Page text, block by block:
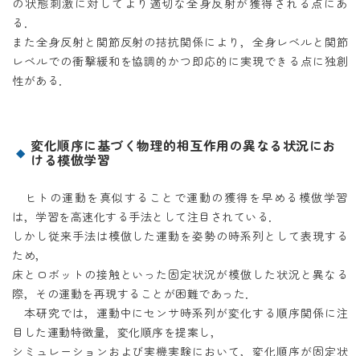
の状態刺激に対してより適切な全身反射が獲得される点にあ
る．
また全身反射と関節反射の拮抗関係により，全身レベルと関節
レベルでの衝撃緩和を協調的かつ即応的に実現できる点に独創
性がある．
変化順序に基づく物理的相互作用の異なる状況にお
ける模倣学習
ヒトの運動を真似することで運動の獲得を早める模倣学習
は，学習を高速化する手法として注目されている．
しかし従来手法は模倣した運動を姿勢の時系列として表現する
ため，
床とロボットの接触といった固定状況が模倣した状況と異なる
際，その運動を再現することが困難であった．
本研究では，運動中にセンサ時系列が変化する順序関係に注
目した運動特徴量，変化順序を提案し，
シミュレーションおよび実機実験において，変化順序が固定状